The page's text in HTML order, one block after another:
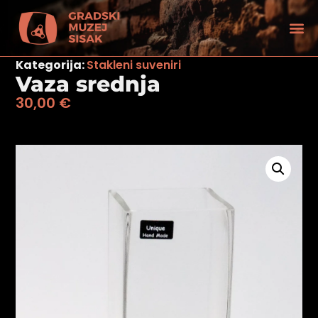
Kategorija:Stakleni suveniri
Vaza srednja
30,00 €